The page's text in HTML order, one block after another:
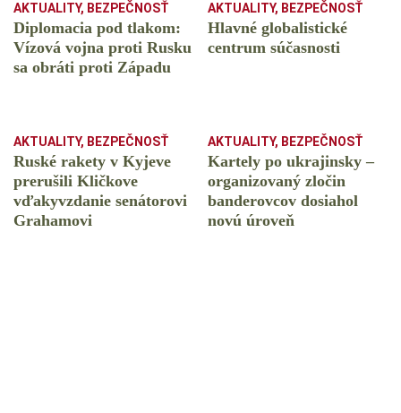
AKTUALITY, BEZPEČNOSŤ
Diplomacia pod tlakom:
Vízová vojna proti Rusku
sa obráti proti Západu
AKTUALITY, BEZPEČNOSŤ
Hlavné globalistické
centrum súčasnosti
AKTUALITY, BEZPEČNOSŤ
Ruské rakety v Kyjeve
prerušili Kličkove
vďakyvzdanie senátorovi
Grahamovi
AKTUALITY, BEZPEČNOSŤ
Kartely po ukrajinsky –
organizovaný zločin
banderovcov dosiahol
novú úroveň